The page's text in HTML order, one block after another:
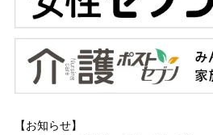
【お知らせ】